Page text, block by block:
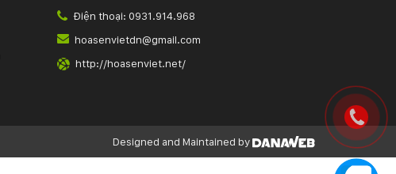
Điện thoại: 0931.914.968
hoasenvietdn@gmail.com
http://hoasenviet.net/
Designed and Maintained by